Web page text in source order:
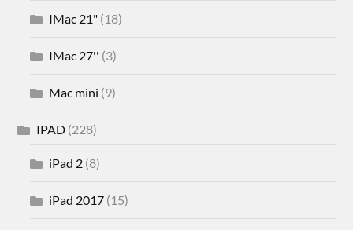
IMac 21" (18)
IMac 27'' (3)
Mac mini (9)
IPAD (228)
iPad 2 (8)
iPad 2017 (15)